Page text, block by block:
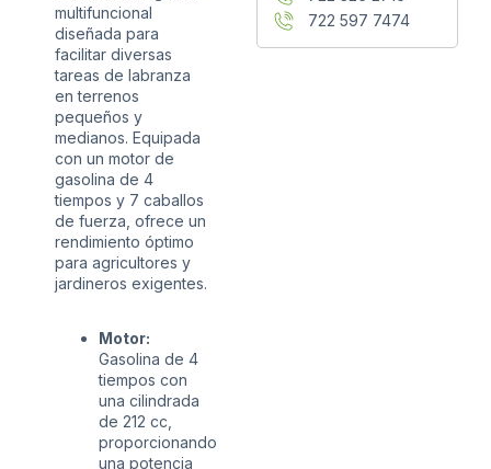
multifuncional
diseñada para
facilitar diversas
tareas de labranza
en terrenos
pequeños y
medianos. Equipada
con un motor de
gasolina de 4
tiempos y 7 caballos
de fuerza, ofrece un
rendimiento óptimo
para agricultores y
jardineros exigentes.
Motor:
Gasolina de 4
tiempos con
una cilindrada
de 212 cc,
proporcionando
una potencia
722 597 7474